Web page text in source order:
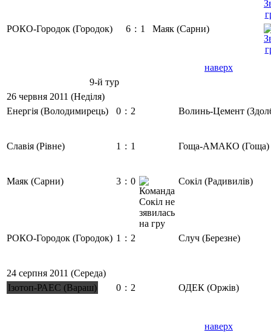
РОКО-Городок (Городок) 6 : 1 Маяк (Сарни)
наверх
9-й тур
26 червня 2011 (Неділя)
Енергія (Володимирець)
0 : 2 Волинь-Цемент
Славія (Рівне) 1 : 1 Гоща-АМАКО (Гоща)
Маяк (Сарни) 3 : 0 Сокіл (Радивилів)
РОКО-Городок (Городок) 1 : 2 Случ (Березне)
24 серпня 2011 (Середа)
Ізотоп-РАЕС (Вараш)
0 : 2 ОДЕК (Оржів)
наверх